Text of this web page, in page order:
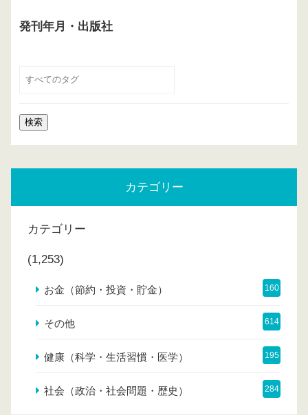
発刊年月・出版社
カテゴリー
カテゴリー
(1,253)
お金（節約・投資・貯金） 160
その他 614
健康（科学・生活習慣・医学） 195
社会（政治・社会問題・歴史） 284